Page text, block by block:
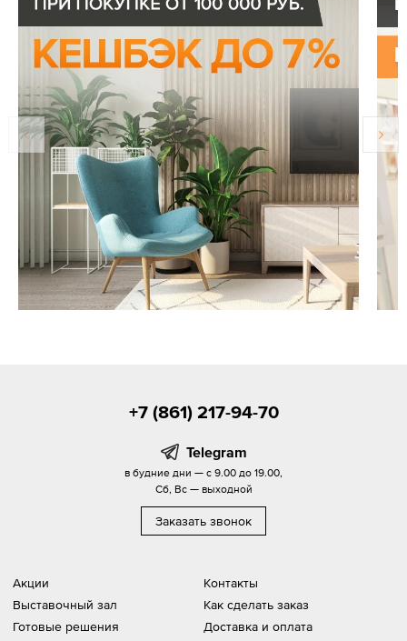
Акции
Выставочный зал
Готовые решения
Контакты
Как сделать заказ
Доставка и оплата
+7 (861) 217-94-70
Telegram
в будние дни — с 9.00 до 19.00,
Сб, Вс — выходной
Заказать звонок